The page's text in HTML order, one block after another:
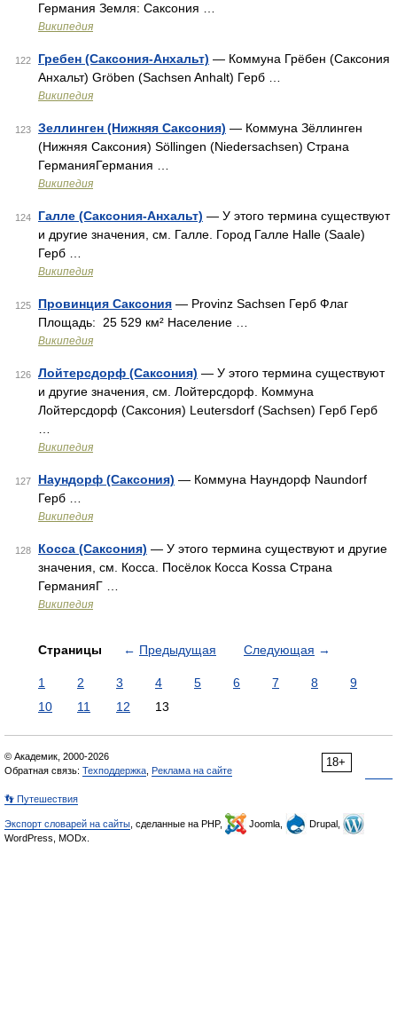
Германия Земля: Саксония …
Википедия
122 Гребен (Саксония-Анхальт) — Коммуна Грёбен (Саксония
Анхальт) Gröben (Sachsen Anhalt) Герб …
Википедия
123 Зеллинген (Нижняя Саксония) — Коммуна Зёллинген
(Нижняя Саксония) Söllingen (Niedersachsen) Страна
ГерманияГермания …
Википедия
124 Галле (Саксония-Анхальт) — У этого термина существуют
и другие значения, см. Галле. Город Галле Halle (Saale)
Герб …
Википедия
125 Провинция Саксония — Provinz Sachsen Герб Флаг
Площадь: 25 529 км² Население …
Википедия
126 Лойтерсдорф (Саксония) — У этого термина существуют
и другие значения, см. Лойтерсдорф. Коммуна
Лойтерсдорф (Саксония) Leutersdorf (Sachsen) Герб Герб
Википедия
127 Наундорф (Саксония) — Коммуна Наундорф Naundorf
Герб …
Википедия
128 Косса (Саксония) — У этого термина существуют и другие
значения, см. Косса. Посёлок Косса Kossa Страна
ГерманияГ …
Википедия
Страницы ← Предыдущая Следующая →
1 2 3 4 5 6 7 8
9
10
11 12 13
18+
© Академик, 2000-2026
Обратная связь: Техподдержка Реклама на сайте
👣 Путешествия
Экспорт словарей на сайты , сделанные на PHP, Joomla,
Drupal,
WordPress, MODx.